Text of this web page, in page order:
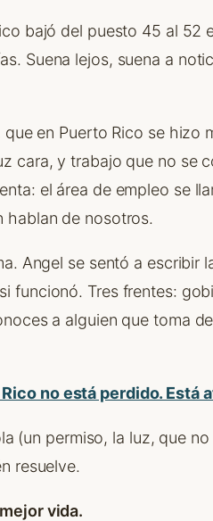
bajó del puesto 45 al 52
Suena lejos, suena a
en Puerto Rico se hizo
cara, y trabajo que no se
el área de empleo se
hablan de nosotros.
Angel se sentó a escribir
funcionó. Tres frentes:
a alguien que toma
no está perdido. Está
(un permiso, la luz, que
resuelve.
vida.